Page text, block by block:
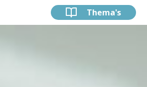
Thema's